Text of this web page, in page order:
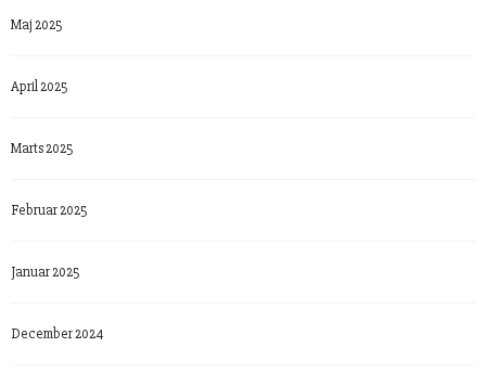
Maj 2025
April 2025
Marts 2025
Februar 2025
Januar 2025
December 2024